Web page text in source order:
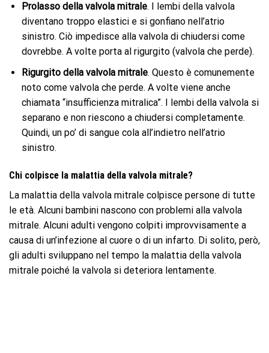
Prolasso della valvola mitrale. I lembi della valvola
diventano troppo elastici e si gonfiano nell’atrio
sinistro. Ciò impedisce alla valvola di chiudersi come
dovrebbe. A volte porta al rigurgito (valvola che perde).
Rigurgito della valvola mitrale. Questo è comunemente
noto come valvola che perde. A volte viene anche
chiamata “insufficienza mitralica”. I lembi della valvola si
separano e non riescono a chiudersi completamente.
Quindi, un po’ di sangue cola all’indietro nell’atrio
sinistro.
Chi colpisce la malattia della valvola mitrale?
La malattia della valvola mitrale colpisce persone di tutte
le età. Alcuni bambini nascono con problemi alla valvola
mitrale. Alcuni adulti vengono colpiti improvvisamente a
causa di un’infezione al cuore o di un infarto. Di solito, però,
gli adulti sviluppano nel tempo la malattia della valvola
mitrale poiché la valvola si deteriora lentamente.